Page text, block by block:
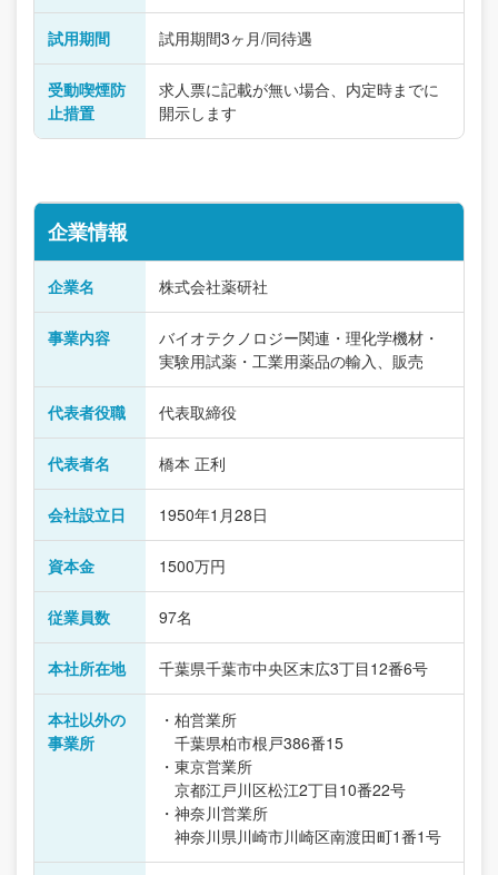
試用期間 試用期間3ヶ月/同待遇
受動喫煙防
止措置
求人票に記載が無い場合、内定時までに
開示します
企業情報
企業名 株式会社薬研社
事業内容
バイオテクノロジー関連・理化学機材・
実験用試薬・工業用薬品の輸入、販売
代表者役職 代表取締役
代表者名 橋本 正利
会社設立日 1950年1月28日
資本金 1500万円
従業員数 97名
本社所在地 千葉県千葉市中央区末広3丁目12番6号
本社以外の
事業所
・柏営業所
千葉県柏市根戸386番15
・東京営業所
京都江戸川区松江2丁目10番22号
・神奈川営業所
神奈川県川崎市川崎区南渡田町1番1号